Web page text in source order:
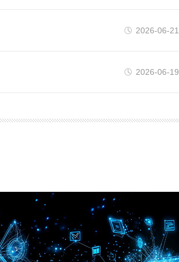
2026-06-21
2026-06-19